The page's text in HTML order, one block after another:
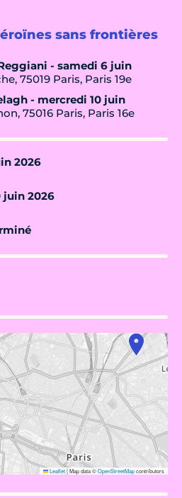
sans frontières
- samedi 6 juin
75019 Paris, Paris 19e
- mercredi 10 juin
75016 Paris, Paris 16e
2026
juin 2026
Leaflet|Map data ©OpenStreetMapcontributors